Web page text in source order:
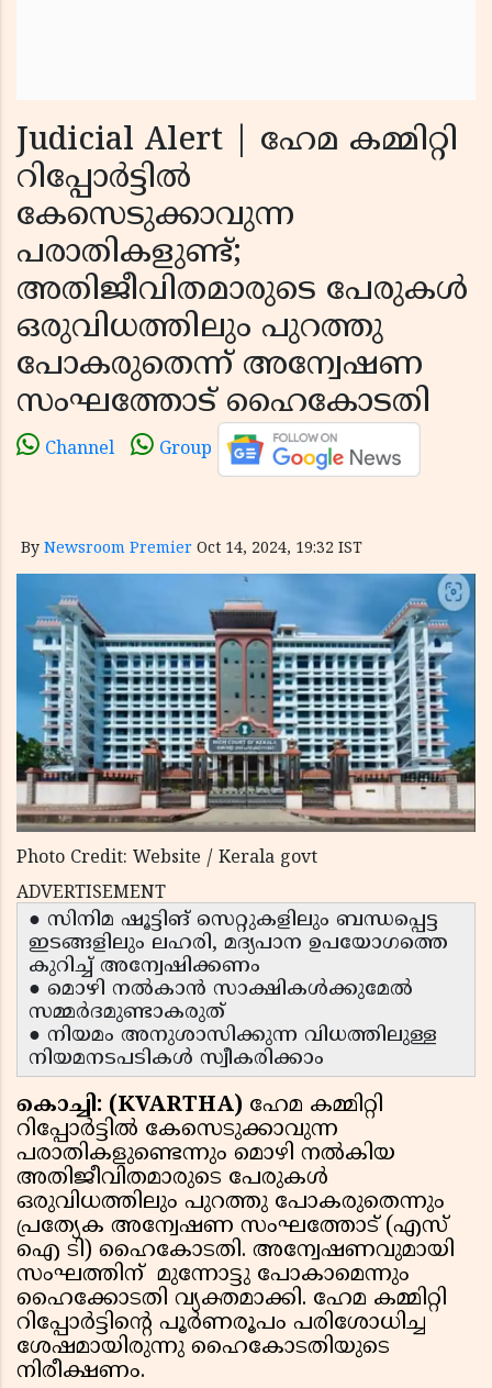
Judicial Alert | ഹേമ കമ്മിറ്റി
റിപ്പോര്‍ട്ടില്‍
കേസെടുക്കാവുന്ന
പരാതികളുണ്ട്;
അതിജീവിതമാരുടെ പേരുകള്‍
ഒരുവിധത്തിലും പുറത്തു
പോകരുതെന്ന് അന്വേഷണ
സംഘത്തോട് ഹൈകോടതി
Channel Group
By Newsroom Premier Oct 14, 2024, 19:32 IST
Photo Credit: Website / Kerala govt
ADVERTISEMENT
● സിനിമ ഷൂട്ടിങ് സെറ്റുകളിലും ബന്ധപ്പെട്ട
ഇടങ്ങളിലും ലഹരി, മദ്യപാന ഉപയോഗത്തെ
കുറിച്ച് അന്വേഷിക്കണം
● മൊഴി നല്‍കാന്‍ സാക്ഷികള്‍ക്കുമേല്‍
സമ്മര്‍ദമുണ്ടാകരുത്
● നിയമം അനുശാസിക്കുന്ന വിധത്തിലുള്ള
നിയമനടപടികള്‍ സ്വീകരിക്കാം
കൊച്ചി: (KVARTHA) ഹേമ കമ്മിറ്റി
റിപ്പോര്‍ട്ടില്‍ കേസെടുക്കാവുന്ന
പരാതികളുണ്ടെന്നും മൊഴി നല്‍കിയ
അതിജീവിതമാരുടെ പേരുകള്‍
ഒരുവിധത്തിലും പുറത്തു പോകരുതെന്നും
പ്രത്യേക അന്വേഷണ സംഘത്തോട് (എസ്
ഐ ടി) ഹൈകോടതി. അന്വേഷണവുമായി
സംഘത്തിന് മുന്നോട്ടു പോകാമെന്നും
ഹൈക്കോടതി വ്യക്തമാക്കി. ഹേമ കമ്മിറ്റി
റിപ്പോര്‍ട്ടിന്റെ പൂര്‍ണരൂപം പരിശോധിച്ച
ശേഷമായിരുന്നു ഹൈകോടതിയുടെ
നിരീക്ഷണം.